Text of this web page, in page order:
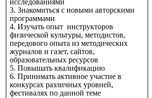
исследованиями
3. Знакомиться с новыми авторскими
программами
4. Изучать опыт инструкторов
физической культуры, методистов,
передового опыта из методических
журналов и газет, сайтов,
образовательных ресурсов
5. Повышать квалификацию
6. Принимать активное участие в
конкурсах различных уровней,
фестивалях по данной теме